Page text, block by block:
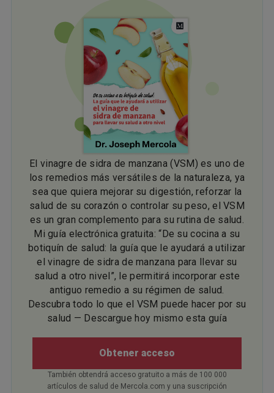
El vinagre de sidra de manzana (VSM) es uno de
los remedios más versátiles de la naturaleza, ya
sea que quiera mejorar su digestión, reforzar la
salud de su corazón o controlar su peso, el VSM
es un gran complemento para su rutina de salud.
Mi guía electrónica gratuita: “De su cocina a su
botiquín de salud: la guía que le ayudará a utilizar
el vinagre de sidra de manzana para llevar su
salud a otro nivel”, le permitirá incorporar este
antiguo remedio a su régimen de salud.
Descubra todo lo que el VSM puede hacer por su
salud — Descargue hoy mismo esta guía
Obtener acceso
También obtendrá acceso gratuito a más de 100 000
artículos de salud de Mercola.com y una suscripción